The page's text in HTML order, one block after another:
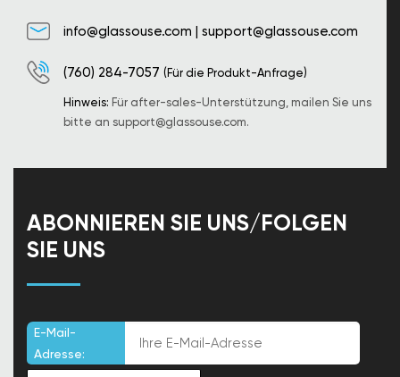
info@glassouse.com | support@glassouse.com
(760) 284-7057 (Für die Produkt-Anfrage)
Hinweis: Für after-sales-Unterstützung, mailen Sie uns
bitte an support@glassouse.com.
ABONNIEREN SIE UNS/FOLGEN
SIE UNS
E-Mail-
Adresse: